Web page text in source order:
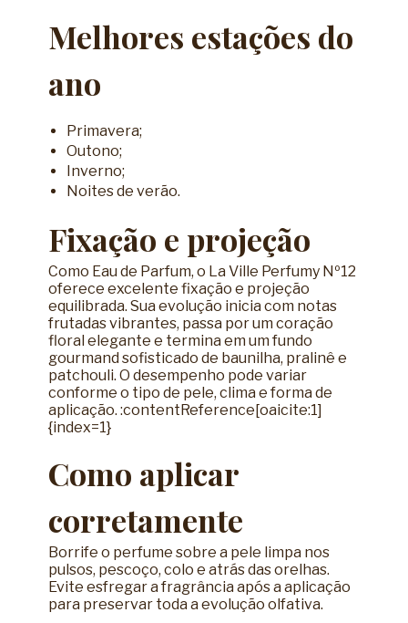
Melhores estações do
ano
Primavera;
Outono;
Inverno;
Noites de verão.
Fixação e projeção
Como Eau de Parfum, o La Ville Perfumy Nº12
oferece excelente fixação e projeção
equilibrada. Sua evolução inicia com notas
frutadas vibrantes, passa por um coração
floral elegante e termina em um fundo
gourmand sofisticado de baunilha, pralinê e
patchouli. O desempenho pode variar
conforme o tipo de pele, clima e forma de
aplicação. :contentReference[oaicite:1]
{index=1}
Como aplicar
corretamente
Borrife o perfume sobre a pele limpa nos
pulsos, pescoço, colo e atrás das orelhas.
Evite esfregar a fragrância após a aplicação
para preservar toda a evolução olfativa.